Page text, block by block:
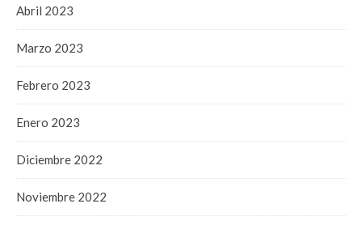
Abril 2023
Marzo 2023
Febrero 2023
Enero 2023
Diciembre 2022
Noviembre 2022